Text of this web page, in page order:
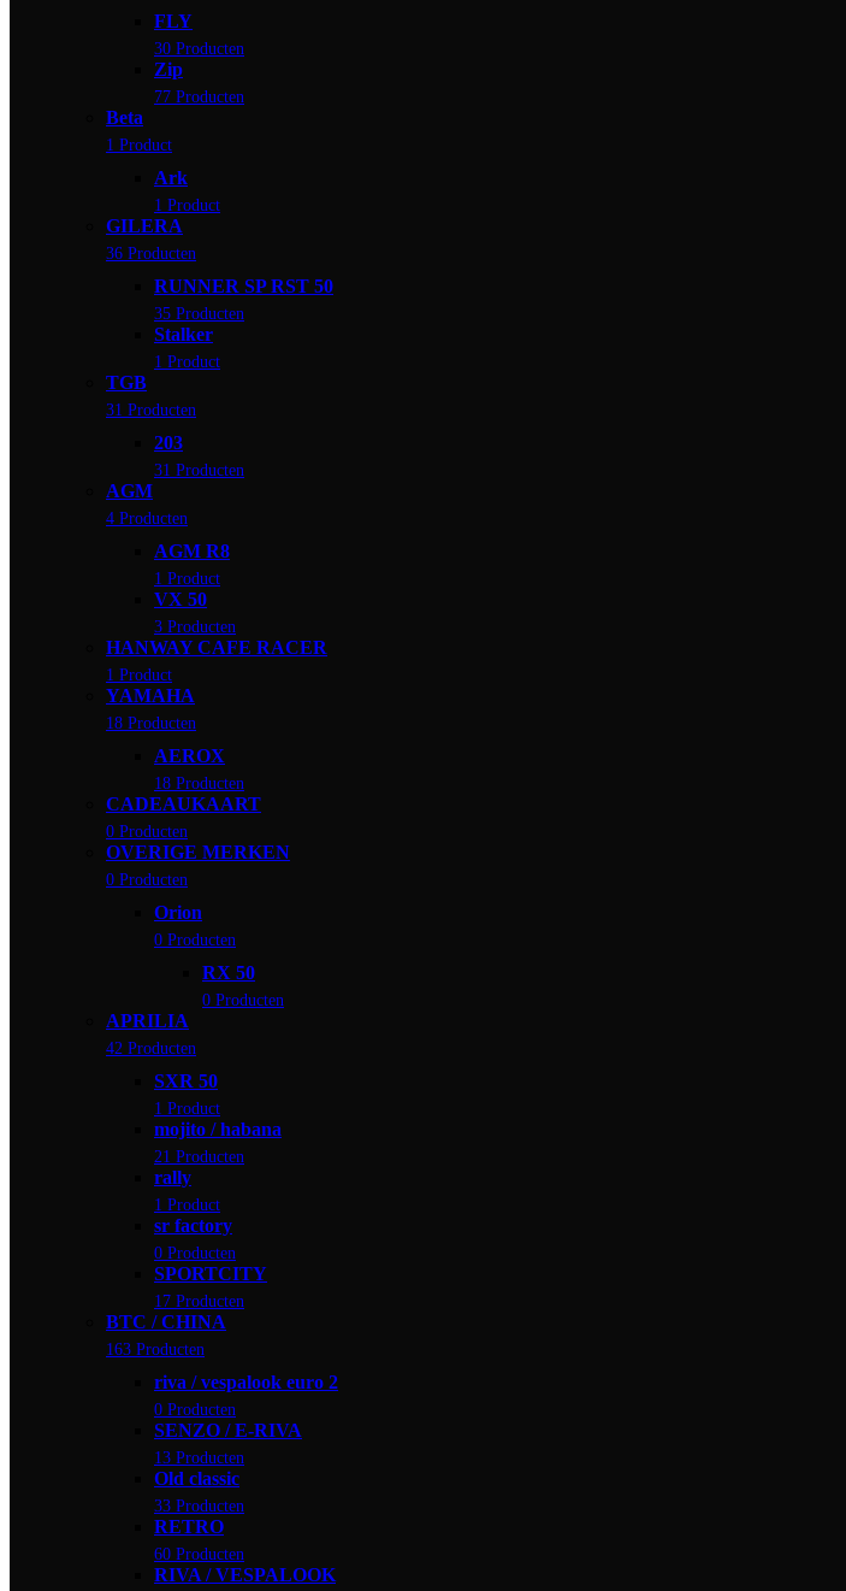
FLY
30 Producten
Zip
77 Producten
Beta
1 Product
Ark
1 Product
GILERA
36 Producten
RUNNER SP RST 50
35 Producten
Stalker
1 Product
TGB
31 Producten
203
31 Producten
AGM
4 Producten
AGM R8
1 Product
VX 50
3 Producten
HANWAY CAFE RACER
1 Product
YAMAHA
18 Producten
AEROX
18 Producten
CADEAUKAART
0 Producten
OVERIGE MERKEN
0 Producten
Orion
0 Producten
RX 50
0 Producten
APRILIA
42 Producten
SXR 50
1 Product
mojito / habana
21 Producten
rally
1 Product
sr factory
0 Producten
SPORTCITY
17 Producten
BTC / CHINA
163 Producten
riva / vespalook euro 2
0 Producten
SENZO / E-RIVA
13 Producten
Old classic
33 Producten
RETRO
60 Producten
RIVA / VESPALOOK